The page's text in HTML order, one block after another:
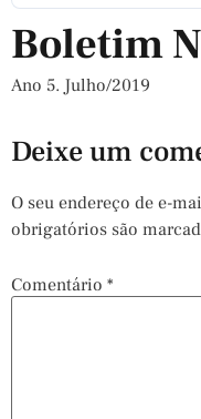
Boletim
Ano 5. Julho/2019
Deixe um
O seu endereço de e-
obrigatórios são
Comentário *